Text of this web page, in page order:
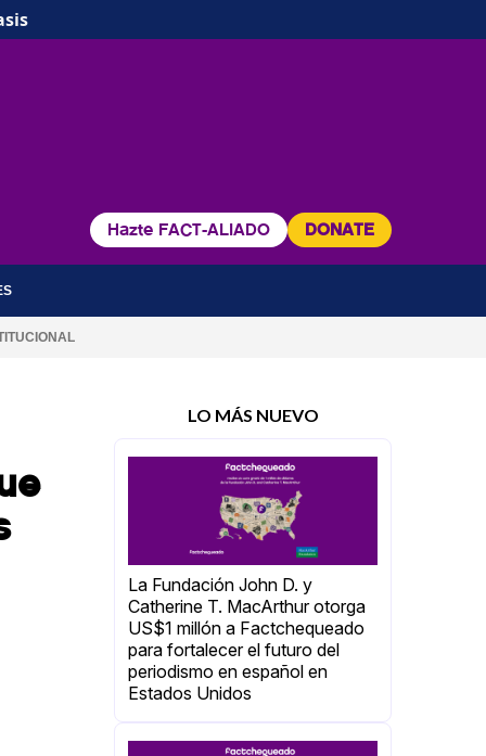
Hazte FACT-ALIADO DONATE
LO MÁS NUEVO
La Fundación John D. y
Catherine T. MacArthur otorga
US$1 millón a Factchequeado
para fortalecer el futuro del
periodismo en español en
Estados Unidos